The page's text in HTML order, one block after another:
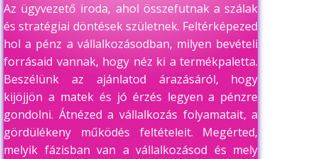
Az ügyvezető iroda, ahol összefutnak a szálak
és stratégiai döntések születnek. Feltérképezed
hol a pénz a vállalkozásodban, milyen bevételi
forrásaid vannak, hogy néz ki a termékpaletta.
Beszélünk az ajánlatod árazásáról, hogy
kijöjjön a matek és jó érzés legyen a pénzre
gondolni. Átnézed a vállalkozás folyamatait, a
gördülékeny működés feltételeit. Megérted,
melyik fázisban van a vállalkozásod és mely